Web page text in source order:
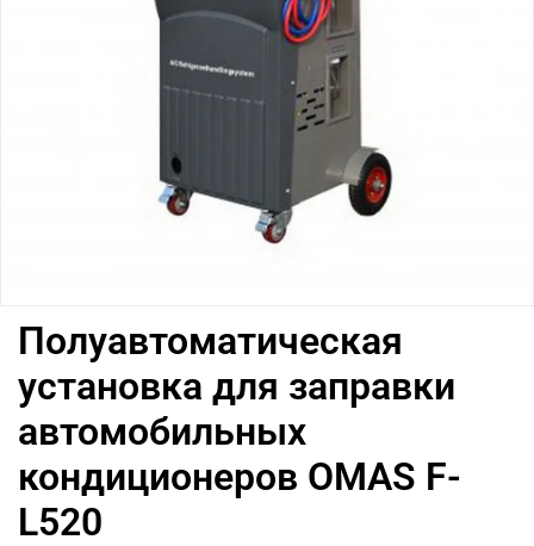
Полуавтоматическая
установка для заправки
автомобильных
кондиционеров OMAS F-
L520